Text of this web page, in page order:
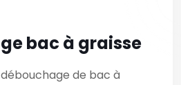
bac à graisse
de bac à